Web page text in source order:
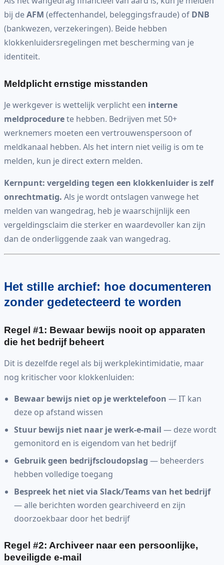
bij deAFM (effectenhandel, beleggingsfraude) of DNB
(bankwezen, verzekeringen). Beide hebben
klokkenluidersregelingen met bescherming van je
identiteit.
Meldplicht ernstige misstanden
Je werkgever is wettelijk verplicht een interne
meldprocedurete hebben. Bedrijven met 50+
werknemers moeten een vertrouwenspersoon of
meldkanaal hebben. Als het intern niet veilig is om te
melden, kun je direct extern melden.
Kernpunt: vergelding tegen een klokkenluider is zelf
onrechtmatig. Als je wordt ontslagen vanwege het
melden van wangedrag, heb je waarschijnlijk een
vergeldingsclaim die sterker en waardevoller kan zijn
dan de onderliggende zaak van wangedrag.
Het stille archief: hoe documenteren
zonder gedetecteerd te worden
Regel #1: Bewaar bewijs nooit op apparaten
die het bedrijf beheert
Dit is dezelfde regel als bij werkplekintimidatie, maar
nog kritischer voor klokkenluiden:
Bewaar bewijs niet op je werktelefoon — IT kan
deze op afstand wissen
Stuur bewijs niet naar je werk-e-mail — deze wordt
gemonitord en is eigendom van het bedrijf
Gebruik geen bedrijfscloudopslag — beheerders
hebben volledige toegang
Bespreek het niet via Slack/Teams van het bedrijf
— alle berichten worden gearchiveerd en zijn
doorzoekbaar door het bedrijf
Regel #2: Archiveer naar een persoonlijke,
beveiligde e-mail